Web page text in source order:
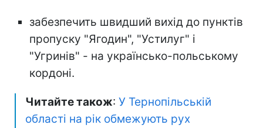
забезпечить швидший вихід до пунктів
пропуску "Ягодин", "Устилуг" і
"Угринів" - на українсько-польському
кордоні.
Читайте також: У Тернопільській
області на рік обмежують рух